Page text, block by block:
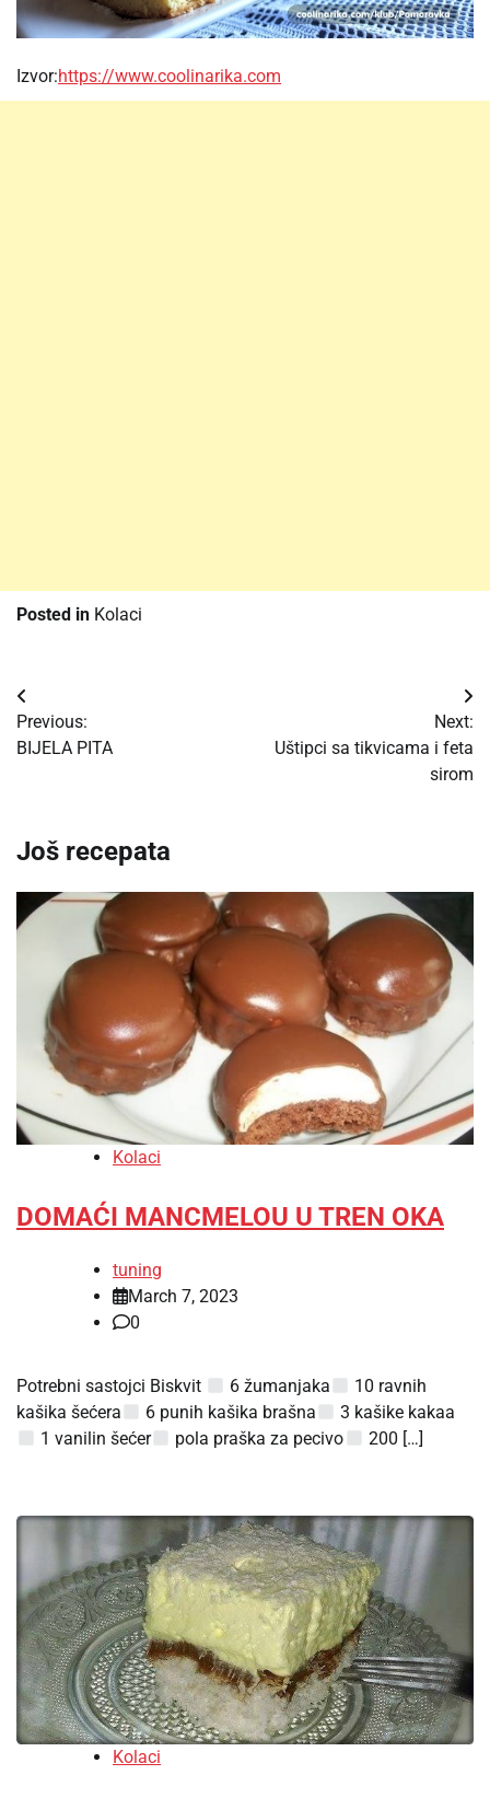
Izvor:https://www.coolinarika.com
Posted in Kolaci
Post
navigation
Previous:
BIJELA PITA
Next:
Uštipci sa tikvicama i feta
sirom
Još recepata
Kolaci
DOMAĆI MANCMELOU U TREN OKA
tuning
March 7, 2023
0
Potrebni sastojci Biskvit 6 žumanjaka
10 ravnih
kašika šećera
6 punih kašika brašna
3 kašike kakaa
1 vanilin šećer
pola praška za pecivo 200 […]
Kolaci